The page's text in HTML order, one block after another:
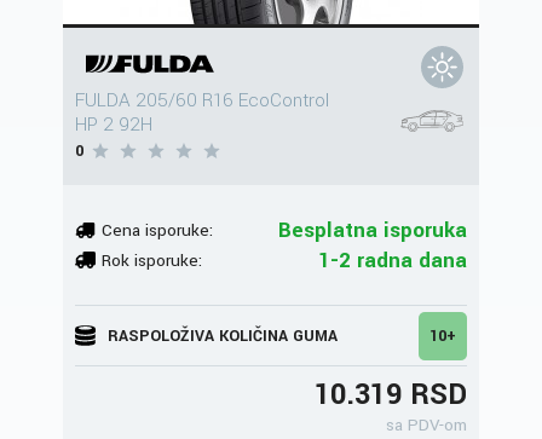
FULDA 205/60 R16 EcoControl
HP 2 92H
0
Cena isporuke: Besplatna isporuka
Rok isporuke: 1-2 radna dana
RASPOLOŽIVA KOLIČINA GUMA 10+
10.319 RSD
sa PDV-om